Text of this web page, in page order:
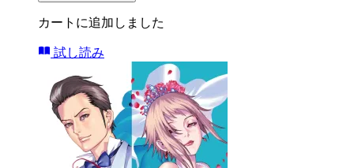
カートに追加しました
試し読み